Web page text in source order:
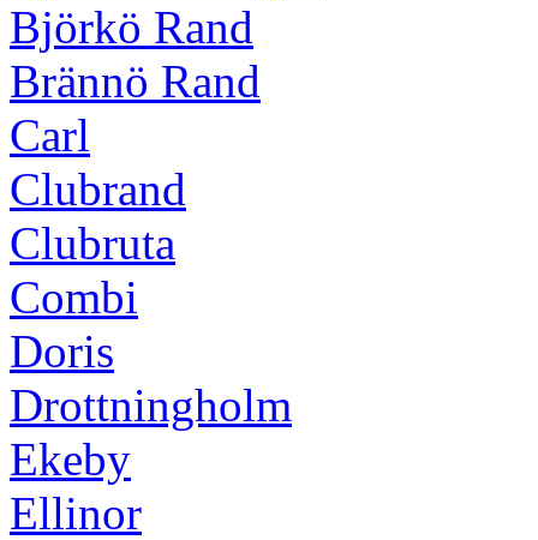
Björkö Rand
Brännö Rand
Carl
Clubrand
Clubruta
Combi
Doris
Drottningholm
Ekeby
Ellinor